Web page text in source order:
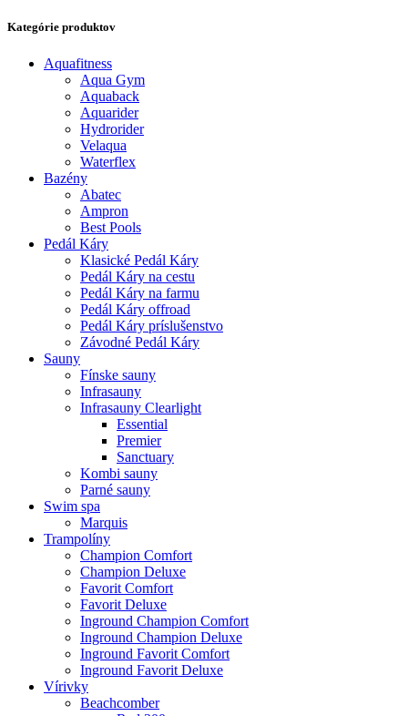
Kategórie produktov
Aquafitness
Aqua Gym
Aquaback
Aquarider
Hydrorider
Velaqua
Waterflex
Bazény
Abatec
Ampron
Best Pools
Pedál Káry
Klasické Pedál Káry
Pedál Káry na cestu
Pedál Káry na farmu
Pedál Káry offroad
Pedál Káry príslušenstvo
Závodné Pedál Káry
Sauny
Fínske sauny
Infrasauny
Infrasauny Clearlight
Essential
Premier
Sanctuary
Kombi sauny
Parné sauny
Swim spa
Marquis
Trampolíny
Champion Comfort
Champion Deluxe
Favorit Comfort
Favorit Deluxe
Inground Champion Comfort
Inground Champion Deluxe
Inground Favorit Comfort
Inground Favorit Deluxe
Vírivky
Beachcomber